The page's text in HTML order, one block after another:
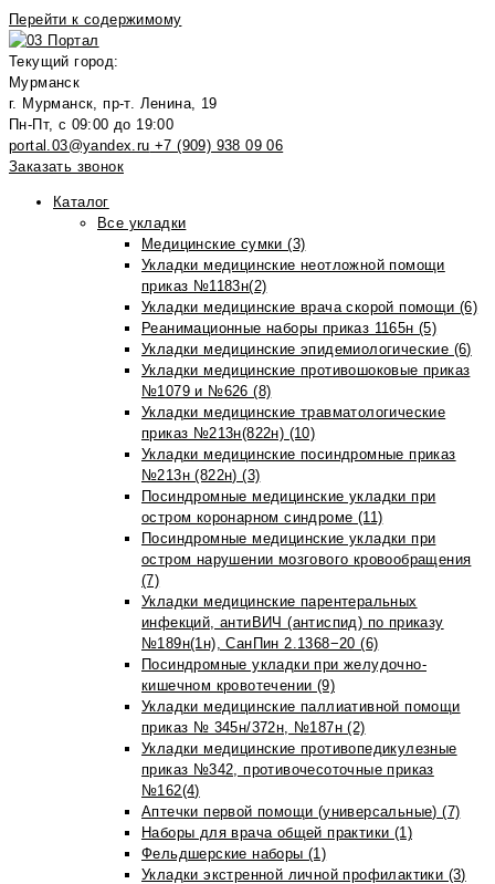
Перейти к содержимому
Текущий город:
Мурманск
г. Мурманск, пр-т. Ленина, 19
Пн-Пт, с 09:00 до 19:00
portal.03@yandex.ru +7 (909) 938 09 06
Заказать звонок
Каталог
Все укладки
Медицинские сумки (3)
Укладки медицинские неотложной помощи
приказ №1183н(2)
Укладки медицинские врача скорой помощи (6)
Реанимационные наборы приказ 1165н (5)
Укладки медицинские эпидемиологические (6)
Укладки медицинские противошоковые приказ
№1079 и №626 (8)
Укладки медицинские травматологические
приказ №213н(822н) (10)
Укладки медицинские посиндромные приказ
№213н (822н) (3)
Посиндромные медицинские укладки при
остром коронарном синдроме (11)
Посиндромные медицинские укладки при
остром нарушении мозгового кровообращения
(7)
Укладки медицинские парентеральных
инфекций, антиВИЧ (антиспид) по приказу
№189н(1н), СанПин 2.1368−20 (6)
Посиндромные укладки при желудочно-
кишечном кровотечении (9)
Укладки медицинские паллиативной помощи
приказ № 345н/372н, №187н (2)
Укладки медицинские противопедикулезные
приказ №342, противочесоточные приказ
№162(4)
Аптечки первой помощи (универсальные) (7)
Наборы для врача общей практики (1)
Фельдшерские наборы (1)
Укладки экстренной личной профилактики (3)